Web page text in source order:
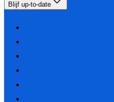
Blijf up-to-date